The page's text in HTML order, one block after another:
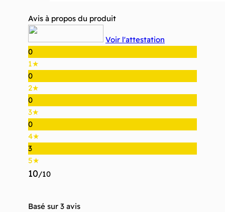
Avis à propos du produit
Voir l'attestation
0
1★
0
2★
0
3★
0
4★
3
5★
10/10
Basé sur 3 avis